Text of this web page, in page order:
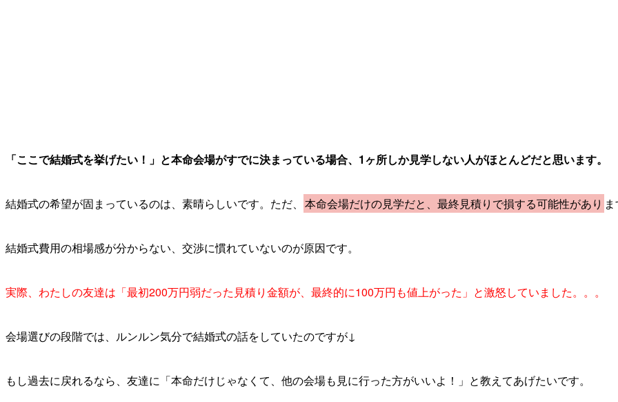
「ここで結婚式を挙げたい！」と本命会場がすでに決まっている場合、1ヶ所しか見学しない人がほとんどだと思います。
結婚式の希望が固まっているのは、素晴らしいです。ただ、 本命会場だけの見学だと、最終見積りで損する可能性があり
結婚式費用の相場感が分からない、交渉に慣れていないのが原因です。
実際、わたしの友達は「最初200万円弱だった見積り金額が、最終的に100万円も値上がった」と激怒していました。。。
会場選びの段階では、ルンルン気分で結婚式の話をしていたのですが↓
もし過去に戻れるなら、友達に「本命だけじゃなくて、他の会場も見に行った方がいいよ！」と教えてあげたいです。